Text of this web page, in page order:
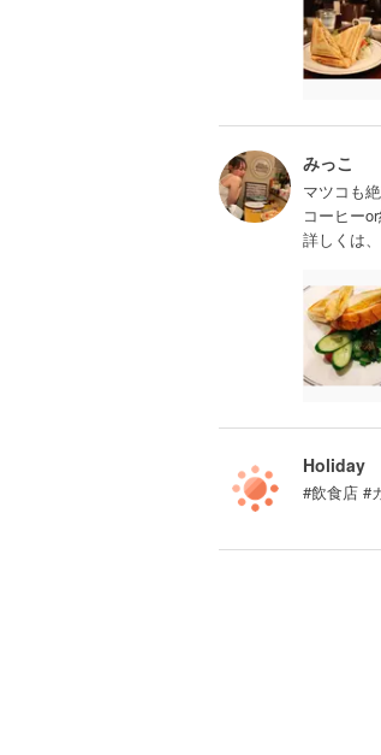
みっこ
マツコも
コーヒー
詳しくは
Holiday
#飲食店 #